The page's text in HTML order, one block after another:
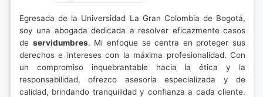
Egresada de la Universidad La Gran Colombia de Bogotá,
soy una abogada dedicada a resolver eficazmente casos
de servidumbres. Mi enfoque se centra en proteger sus
derechos e intereses con la máxima profesionalidad. Con
un compromiso inquebrantable hacia la ética y la
responsabilidad, ofrezco asesoría especializada y de
calidad, brindando tranquilidad y confianza a cada cliente.